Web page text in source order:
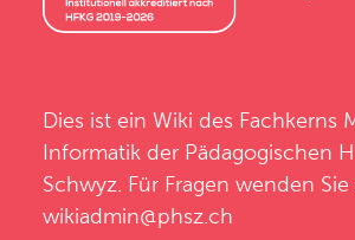
Dies ist ein Wiki des Fachkerns
Informatik der Pädagogischen
Schwyz . Für Fragen wenden
wikiadmin@phsz.ch